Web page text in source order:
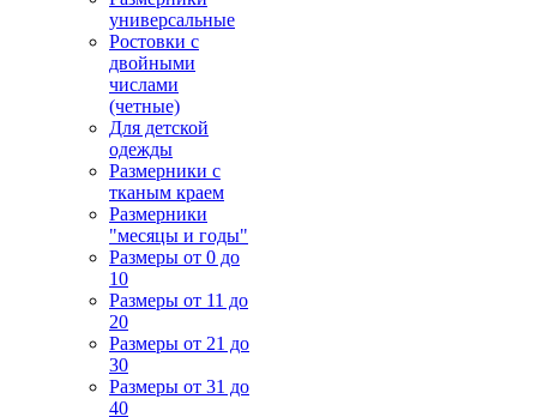
универсальные
Ростовки с
двойными
числами
(четные)
Для детской
одежды
Размерники с
тканым краем
Размерники
"месяцы и годы"
Размеры от 0 до
10
Размеры от 11 до
20
Размеры от 21 до
30
Размеры от 31 до
40